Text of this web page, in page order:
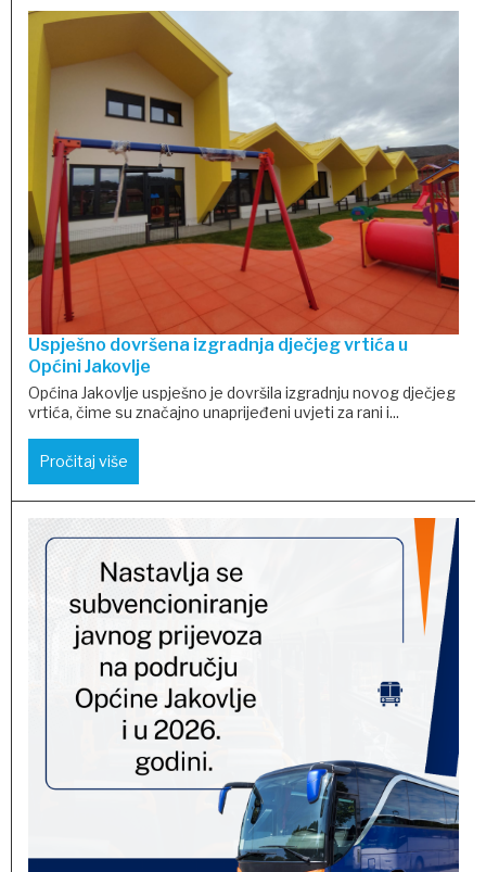
Uspješno dovršena izgradnja dječjeg vrtića u
Općini Jakovlje
Općina Jakovlje uspješno je dovršila izgradnju novog dječjeg
vrtića, čime su značajno unaprijeđeni uvjeti za rani i...
Pročitaj više